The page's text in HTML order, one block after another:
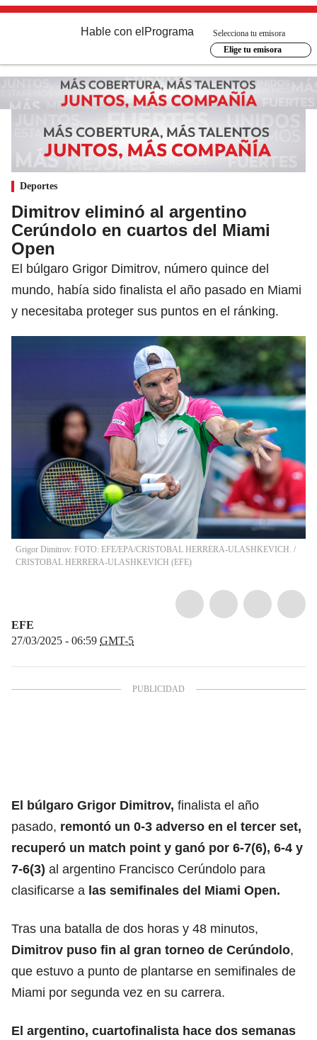
Hable con el Programa
Selecciona tu emisora
Elige tu emisora
Deportes
Dimitrov eliminó al argentino
Cerúndolo en cuartos del Miami
Open
El búlgaro Grigor Dimitrov, número quince del
mundo, había sido finalista el año pasado en Miami
y necesitaba proteger sus puntos en el ránking.
Grigor Dimitrov. FOTO: EFE/EPA/CRISTOBAL HERRERA-ULASHKEVICH. /
CRISTOBAL HERRERA-ULASHKEVICH (EFE)
EFE
27/03/2025 - 06:59 GMT-5
El búlgaro Grigor Dimitrov, finalista el año
pasado, remontó un 0-3 adverso en el tercer set,
recuperó un match point y ganó por 6-7(6), 6-4 y
7-6(3) al argentino Francisco Cerúndolo para
clasificarse a las semifinales del Miami Open.
Tras una batalla de dos horas y 48 minutos,
Dimitrov puso fin al gran torneo de Cerúndolo,
que estuvo a punto de plantarse en semifinales de
Miami por segunda vez en su carrera.
El argentino, cuartofinalista hace dos semanas